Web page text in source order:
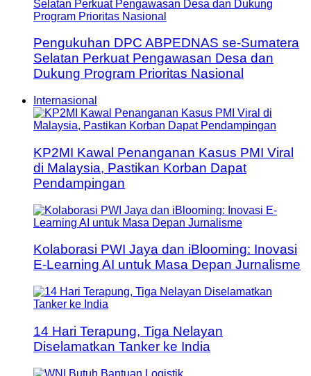
Pengukuhan DPC ABPEDNAS se-Sumatera
Selatan Perkuat Pengawasan Desa dan
Dukung Program Prioritas Nasional
Internasional
KP2MI Kawal Penanganan Kasus PMI Viral
di Malaysia, Pastikan Korban Dapat
Pendampingan
Kolaborasi PWI Jaya dan iBlooming: Inovasi
E-Learning AI untuk Masa Depan Jurnalisme
14 Hari Terapung, Tiga Nelayan
Diselamatkan Tanker ke India